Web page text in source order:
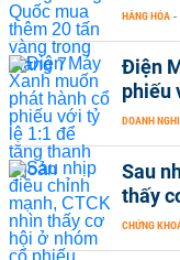
HÀNG HÓA -
Điện
phiếu
DOANH
Sau
thấy
CHỨNG